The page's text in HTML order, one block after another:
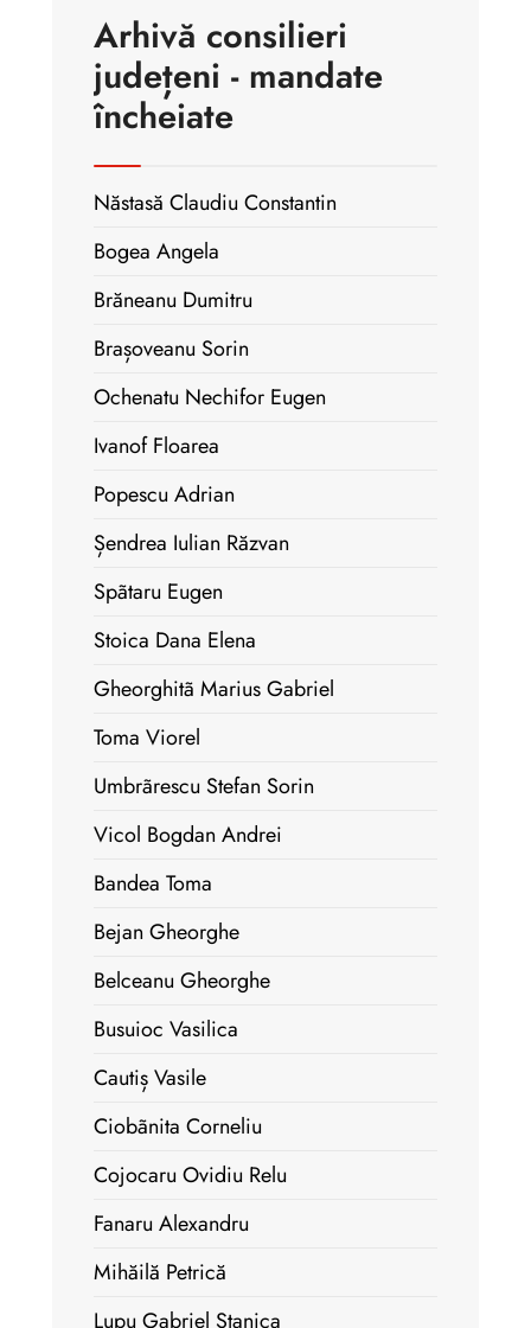
Arhivă consilieri
județeni - mandate
încheiate
Năstasă Claudiu Constantin
Bogea Angela
Brăneanu Dumitru
Brașoveanu Sorin
Ochenatu Nechifor Eugen
Ivanof Floarea
Popescu Adrian
Șendrea Iulian Răzvan
Spãtaru Eugen
Stoica Dana Elena
Gheorghitã Marius Gabriel
Toma Viorel
Umbrãrescu Stefan Sorin
Vicol Bogdan Andrei
Bandea Toma
Bejan Gheorghe
Belceanu Gheorghe
Busuioc Vasilica
Cautiș Vasile
Ciobãnita Corneliu
Cojocaru Ovidiu Relu
Fanaru Alexandru
Mihăilă Petrică
Lupu Gabriel Stanica